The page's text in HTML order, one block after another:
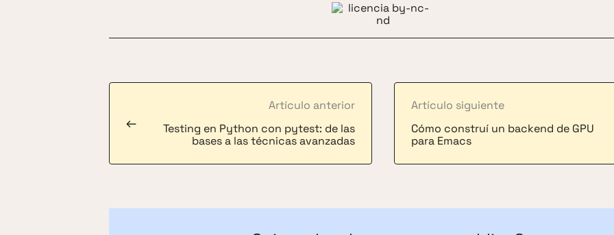
Artículo anterior
Testing en Python con pytest: de las
bases a las técnicas avanzadas
←
Artículo siguiente
Cómo construí un backend de GPU
para Emacs